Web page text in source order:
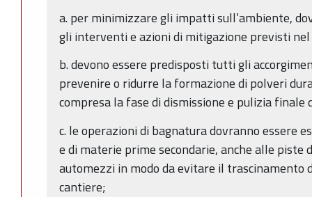
a. per minimizzare gli impatti sull’ambiente,
gli interventi e azioni di mitigazione previsti
b. devono essere predisposti tutti gli
prevenire o ridurre la formazione di polveri
compresa la fase di dismissione e pulizia finale
c. le operazioni di bagnatura dovranno essere
e di materie prime secondarie, anche alle piste
automezzi in modo da evitare il trascinamento
cantiere;